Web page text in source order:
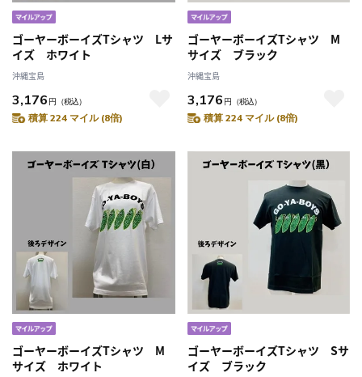
ゴーヤーボーイズTシャツ Lサ
イズ ホワイト
沖縄宝島
3,176 円 （税込）
積算 224 マイル (8倍)
ゴーヤーボーイズTシャツ M
サイズ ブラック
沖縄宝島
3,176 円 （税込）
積算 224 マイル (8倍)
ゴーヤーボーイズTシャツ M
サイズ ホワイト
ゴーヤーボーイズTシャツ Sサ
イズ ブラック